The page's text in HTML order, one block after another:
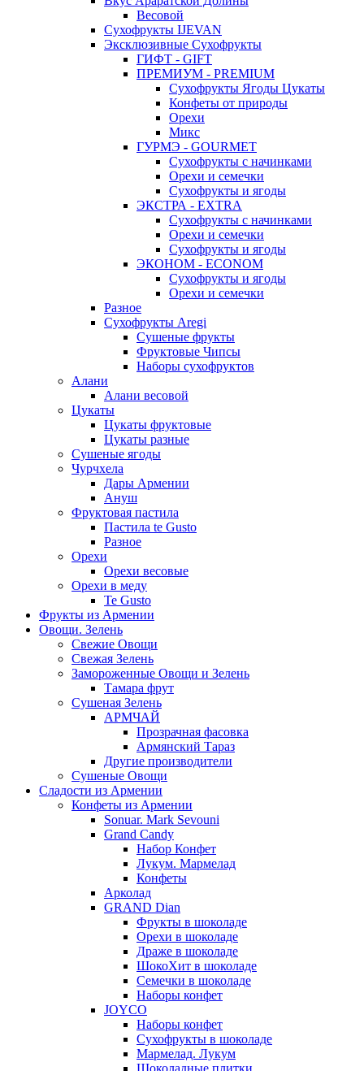
Весовой
Сухофрукты IJEVAN
Эксклюзивные Сухофрукты
ГИФТ - GIFT
ПРЕМИУМ - PREMIUM
Сухофрукты Ягоды Цукаты
Конфеты от природы
Орехи
Микс
ГУРМЭ - GOURMET
Сухофрукты с начинками
Орехи и семечки
Сухофрукты и ягоды
ЭКСТРА - EXTRA
Сухофрукты с начинками
Орехи и семечки
Сухофрукты и ягоды
ЭКОНОМ - ECONOM
Сухофрукты и ягоды
Орехи и семечки
Разное
Сухофрукты Aregi
Сушеные фрукты
Фруктовые Чипсы
Наборы сухофруктов
Алани
Алани весовой
Цукаты
Цукаты фруктовые
Цукаты разные
Сушеные ягоды
Чурчхела
Дары Армении
Ануш
Фруктовая пастила
Пастила te Gusto
Разное
Орехи
Орехи весовые
Орехи в меду
Te Gusto
Фрукты из Армении
Овощи. Зелень
Свежие Овощи
Свежая Зелень
Замороженные Овощи и Зелень
Тамара фрут
Сушеная Зелень
АРМЧАЙ
Прозрачная фасовка
Армянский Тараз
Другие производители
Сушеные Овощи
Сладости из Армении
Конфеты из Армении
Sonuar. Mark Sevouni
Grand Candy
Набор Конфет
Лукум. Мармелад
Конфеты
Арколад
GRAND Dian
Фрукты в шоколаде
Орехи в шоколаде
Драже в шоколаде
ШокоХит в шоколаде
Семечки в шоколаде
Наборы конфет
JOYCO
Наборы конфет
Сухофрукты в шоколаде
Мармелад. Лукум
Шоколадные плитки